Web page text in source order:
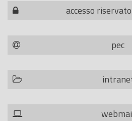
accesso
pec